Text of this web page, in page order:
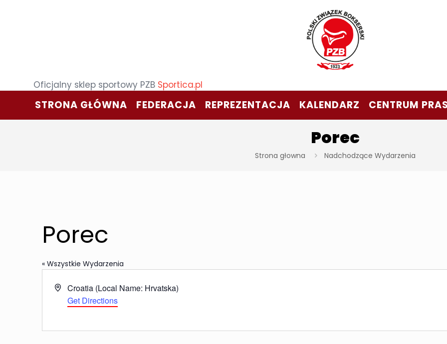
Oficjalny sklep sportowy PZB Sportica.pl
STRONA GŁÓWNA FEDERACJA REPREZENTACJA KALENDARZ CENTRUM
Porec
Strona głowna Nadchodzące Wydarzenia
Porec
« Wszystkie Wydarzenia
AdresCroatia (Local Name: Hrvatska)
Get Directions